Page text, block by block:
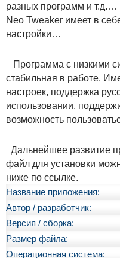
разных программ и
Neo Tweaker имеет в
настройки…
Программа с низкими
стабильная в работе.
настроек, поддержка
использовании,
возможность
Дальнейшее развитие
файл для установки
ниже по ссылке.
Название приложения:
Автор / разработчик:
Версия / сборка:
Размер файла:
Операционная система: